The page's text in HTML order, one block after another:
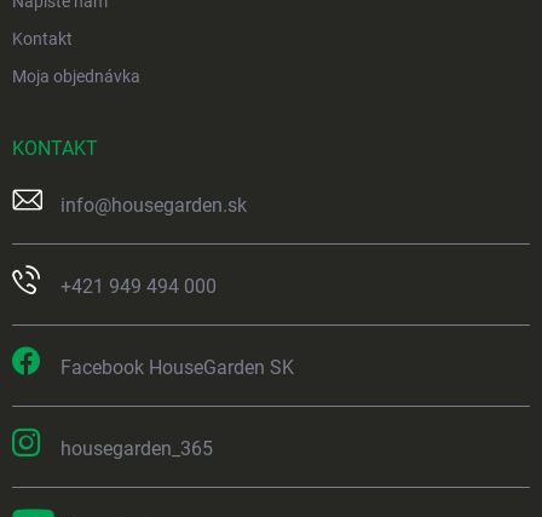
Kontakt
Moja objednávka
KONTAKT
info@housegarden.sk
+421 949 494 000
Facebook HouseGarden SK
housegarden_365